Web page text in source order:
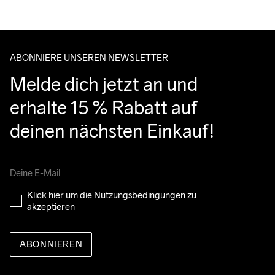
ABONNIERE UNSEREN NEWSLETTER
Melde dich jetzt an und
erhalte 15 % Rabatt auf
deinen nächsten Einkauf!
Klick hier um die Nutzungsbedingungen zu
akzeptieren
ABONNIEREN